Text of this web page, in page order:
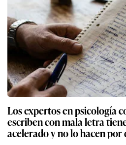
Los expertos en psicología
escriben con mala letra
acelerado y no lo hacen por